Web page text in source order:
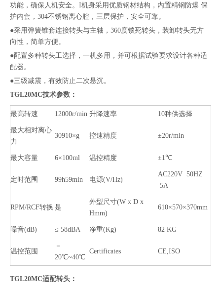
功能，确保人机安全。I机身采用优质钢材结构，内置精钢防爆 保
护内套，304不锈钢离心腔，三层保护，安全可靠。
●采用弹簧锥套连接转头与主轴，360度锁死转头，装卸转头无方
向性，简单方便。
●配置多种转头工选择，一机多用，并可根据试验要求设计各种适
配器。
●三级减震，有效防止二次悬沉。
TGL20MC技术参数：
最高转速 12000r/min 升降速率 10种供选择
最大相对离心
力
30910×g 控速精度 ±20r/min
最大容量 6×100ml 温控精度 ±1℃
定时范围 99h59min 电源(V/Hz)
AC220V 50HZ
5A
RPM/RCF转换 是
外型尺寸(W x D x
Hmm)
610×570×370mm
噪音(dB) ≤ 58dBA 净重(Kg) 82 KG
温控范围
－
20℃~40℃
Certificates CE,ISO
TGL20MC适配转头：